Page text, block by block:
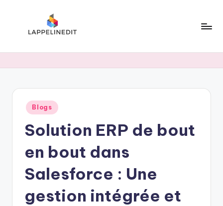
Posted
in
Blogs
Solution ERP de bout
en bout dans
Salesforce : Une
gestion intégrée et